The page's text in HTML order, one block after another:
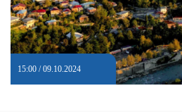
15:00 / 09.10.2024